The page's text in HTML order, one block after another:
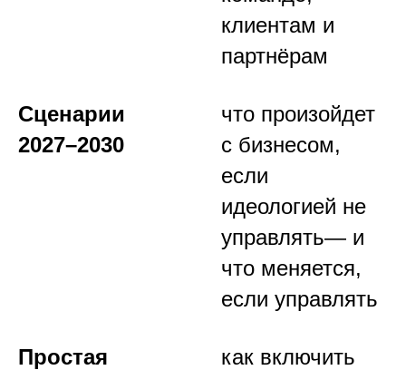
клиентам и
партнёрам
Сценарии
2027–2030
что произойдет
с бизнесом,
если
идеологией не
управлять— и
что меняется,
если управлять
Простая
как включить